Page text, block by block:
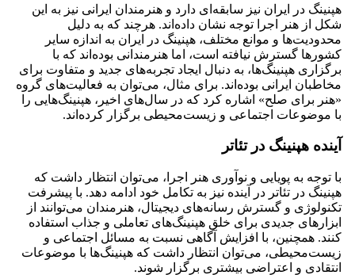
هپنینگ در ایران نیز سابقه‌ای دارد و هنرمندان ایرانی نیز به این
شکل از هنر اجرا توجه نشان داده‌اند. هرچند که به دلیل
محدودیت‌ها و موانع مختلف، هپنینگ در ایران به اندازه سایر
کشورها گسترش نیافته است، اما هنرمندانی بوده‌اند که با
برگزاری هپنینگ‌ها، به دنبال ایجاد تجربه‌های جدید و متفاوت برای
مخاطبان ایرانی بوده‌اند. برای مثال، می‌توان به فعالیت‌های گروه
«هنر برای صلح» اشاره کرد که در سال‌های اخیر، هپنینگ‌هایی را
با موضوعات اجتماعی و زیست‌محیطی برگزار کرده‌اند.
آینده هپنینگ در تئاتر
با توجه به پویایی و نوآوری هنر اجرا، می‌توان انتظار داشت که
هپنینگ در تئاتر در آینده نیز به تکامل خود ادامه دهد. با پیشرفت
تکنولوژی و گسترش رسانه‌های دیجیتال، هنرمندان می‌توانند از
ابزارهای جدیدی برای خلق هپنینگ‌های تعاملی و جذاب استفاده
کنند. همچنین، با افزایش آگاهی نسبت به مسائل اجتماعی و
زیست‌محیطی، می‌توان انتظار داشت که هپنینگ‌ها با موضوعات
انتقادی و اعتراضی بیشتری برگزار شوند.